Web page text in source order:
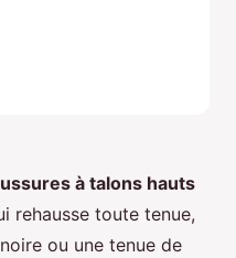
à talons hauts
rehausse toute tenue,
ou une tenue de